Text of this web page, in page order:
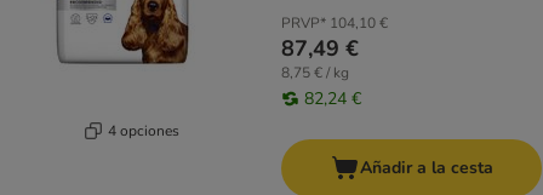
4 opciones
PRVP* 104,10 €
87,49 €
8,75 € / kg
82,24 €
Añadir a la cesta